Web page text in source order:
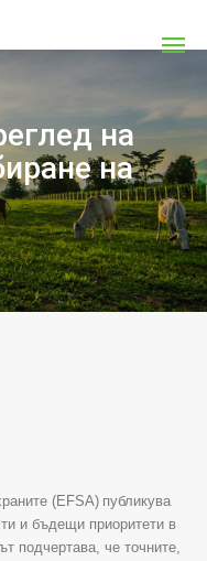
на
на
(EFSA) публикува
и бъдещи приоритети в
подчертава, че точните,